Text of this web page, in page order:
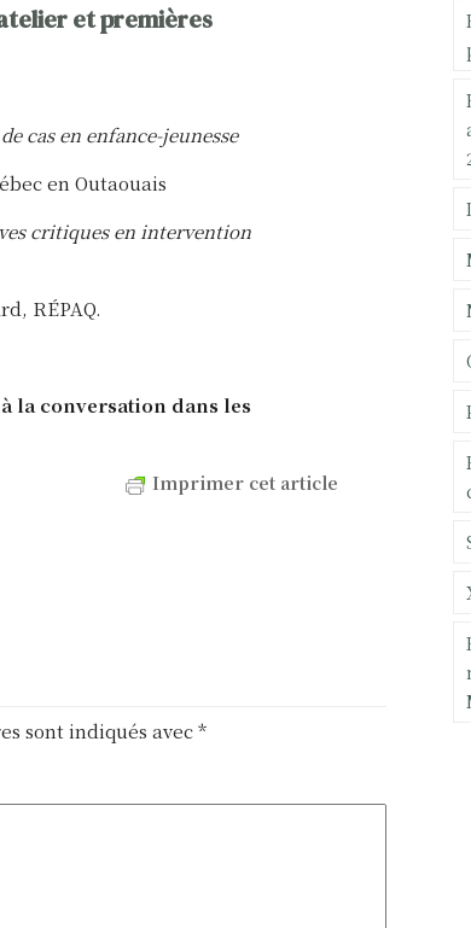
et premières
cas en enfance-jeunesse
en Outaouais
critiques en intervention
RÉPAQ.
la conversation dans les
Imprimer cet article
sont indiqués avec*